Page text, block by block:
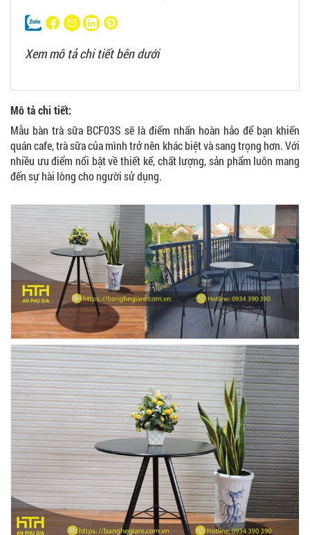
Xem mô tả chi tiết bên dưới
Mô tả chi tiết:
Mẫu bàn trà sữa BCF03S sẽ là điểm nhấn hoàn hảo để bạn khiến
quán cafe, trà sữa của mình trở nên khác biệt và sang trọng hơn. Với
nhiều ưu điểm nổi bật về thiết kế, chất lượng, sản phẩm luôn mang
đến sự hài lòng cho người sử dụng.